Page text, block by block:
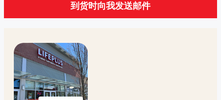
到货时向我发送邮件